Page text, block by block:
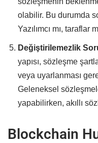
olabilir. Bu durumda
Yazılımcı mı, taraflar
Değiştirilemezlik
yapısı, sözleşme
veya uyarlanması
Geleneksel
yapabilirken, akıllı
Blockchain